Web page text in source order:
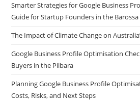
Smarter Strategies for Google Business
Guide for Startup Founders in the Barossa
The Impact of Climate Change on
Google Business Profile Optimisation
Buyers in the Pilbara
Planning Google Business Profile
Costs, Risks, and Next Steps